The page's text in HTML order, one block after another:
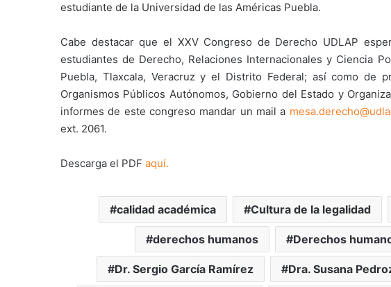
estudiante de la Universidad de las Américas Puebla.
Cabe destacar que el XXV Congreso de Derecho UDLAP
estudiantes de Derecho, Relaciones Internacionales y Ciencia
Puebla, Tlaxcala, Veracruz y el Distrito Federal; así como de
Organismos Públicos Autónomos, Gobierno del Estado y
informes de este congreso mandar un mail a
ext. 2061.
Descarga el PDF aquí.
calidad académica Cultura de la legalidad
derechos humanos Derechos
Dr. Sergio García Ramírez Dra. Susana